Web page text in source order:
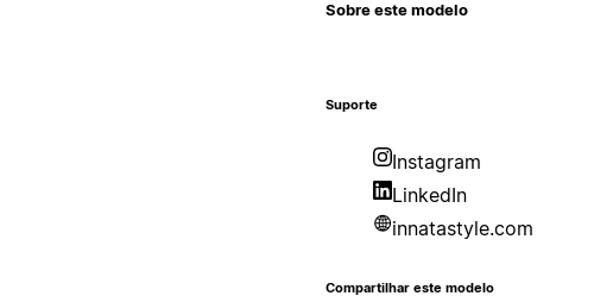
Sobre este modelo
Suporte
Instagram
LinkedIn
innatastyle.com
Compartilhar este modelo